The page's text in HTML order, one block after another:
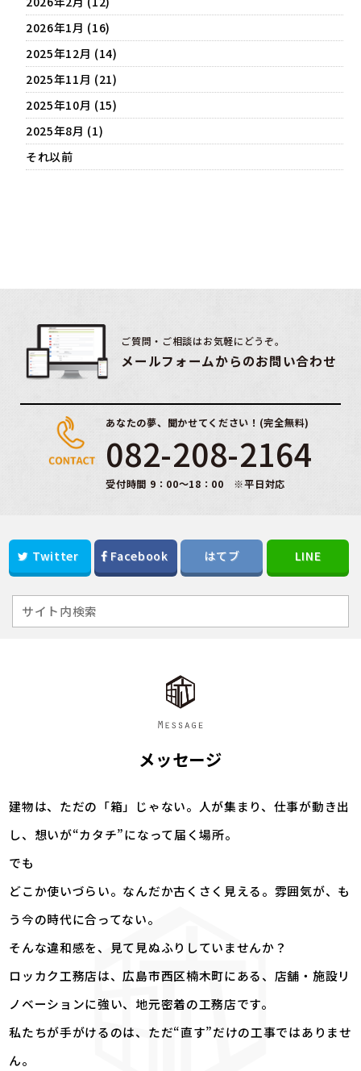
2026年1月 (16)
2025年12月 (14)
2025年11月 (21)
2025年10月 (15)
2025年8月 (1)
それ以前
ご質問・ご相談はお気軽にどうぞ。
メールフォームからのお問い合わせ
あなたの夢、聞かせてください！(完全無料)
082-208-2164
受付時間 9：00～18：00 ※平日対応
Twitter Facebook はてブ LINE
メッセージ
建物は、ただの「箱」じゃない。人が集まり、仕事が動き出
し、想いが“カタチ”になって届く場所。
でも――
どこか使いづらい。なんだか古くさく見える。雰囲気が、も
う今の時代に合ってない。
そんな違和感を、見て見ぬふりしていませんか？
ロッカク工務店は、広島市西区楠木町にある、店舗・施設リ
ノベーションに強い、地元密着の工務店です。
私たちが手がけるのは、ただ“直す”だけの工事ではありませ
ん。